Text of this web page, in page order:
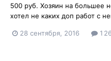
500 руб. Хозяин на большее
хотел не каких доп работ с
28 сентября, 2016 1